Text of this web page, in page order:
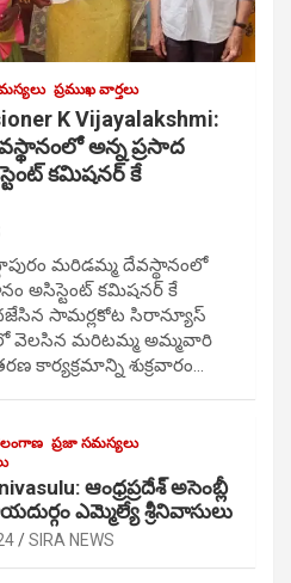
ప్రముఖ వార్తలు
K Vijayalakshmi:
అన్న ప్రసాద
కమిషనర్ కే
మరిడమ్మ దేవస్థానంలో
అసిస్టెంట్ కమిషనర్ కే
సామర్లకోట సిరాన్యూస్
వెలసిన మరిటమ్మ అమ్మవారి
కార్యక్రమాన్ని శుక్రవారం…
ప్రజా సమస్యలు
ఆంధ్రప్రదేశ్ అసెంబ్లీ
ఎమ్మెల్యే శ్రీనివాసులు
SIRA NEWS